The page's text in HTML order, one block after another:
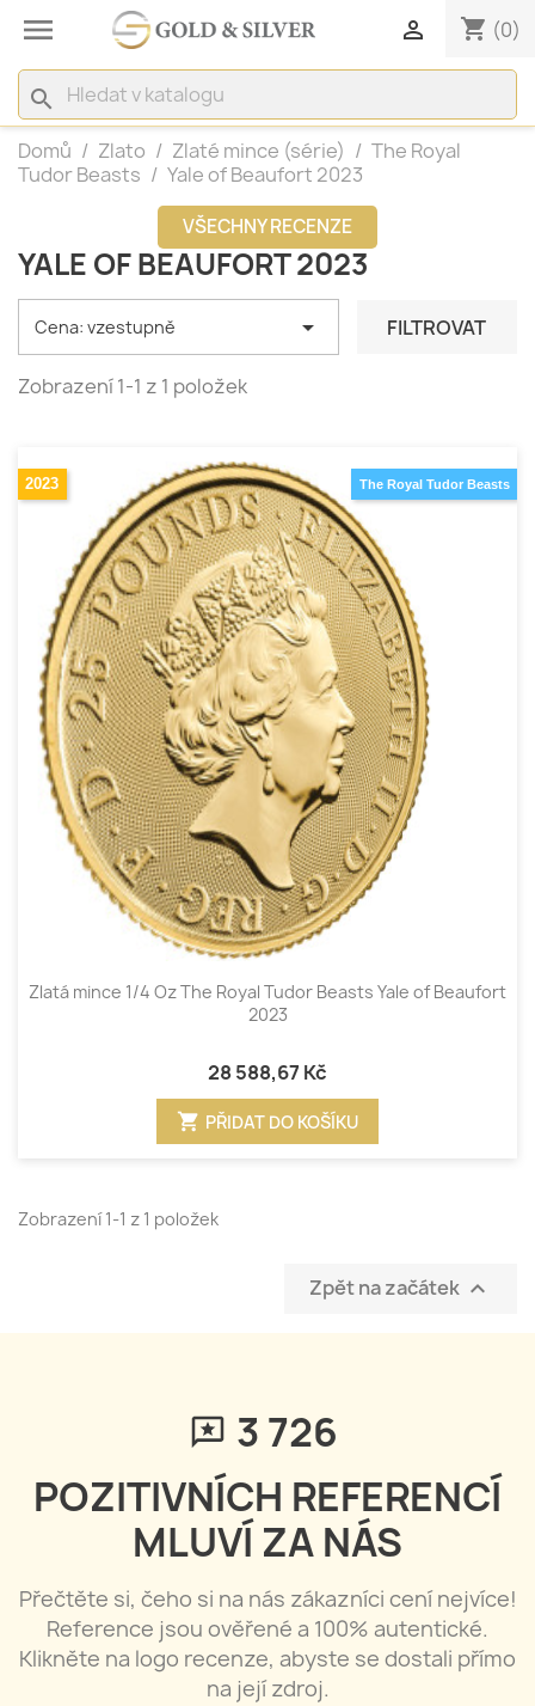
 shopping_cart (0)

search
Domů Zlato Zlaté mince (série)
The Royal
Tudor Beasts
Yale of Beaufort 2023
VŠECHNY RECENZE
YALE OF BEAUFORT 2023
Cena: vzestupně  FILTROVAT
Zobrazení 1-1 z 1 položek
The Royal Tudor Beasts
2023
Zlatá mince 1/4 Oz The Royal Tudor Beasts Yale of Beaufort
2023
28 588,67 Kč
shopping_cart PŘIDAT DO KOŠÍKU
Zobrazení 1-1 z 1 položek
Zpět na začátek 
3 795
POZITIVNÍCH REFERENCÍ
MLUVÍ ZA NÁS
Přečtěte si, čeho si na nás zákazníci cení nejvíce!
Reference jsou ověřené a 100% autentické.
Klikněte na logo recenze, abyste se dostali přímo
na její zdroj.